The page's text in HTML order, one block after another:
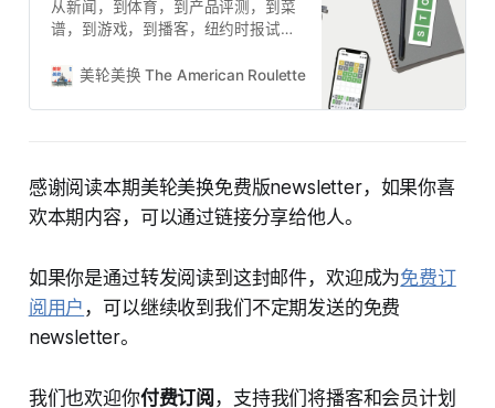
从新闻，到体育，到产品评测，到菜
谱，到游戏，到播客，纽约时报试图
美轮美换 The American Roulette
美轮美换
感谢阅读本期美轮美换免费版newsletter，如果你喜
欢本期内容，可以通过链接分享给他人。
如果你是通过转发阅读到这封邮件，欢迎成为免费订
阅用户 ，可以继续收到我们不定期发送的免费
newsletter。
我们也欢迎你付费订阅 ，支持我们将播客和会员计划